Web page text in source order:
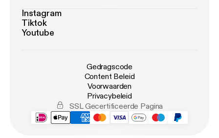
Instagram
Tiktok
Youtube
Gedragscode
Content Beleid
Voorwaarden
Privacybeleid
SSL Gecertificeerde Pagina